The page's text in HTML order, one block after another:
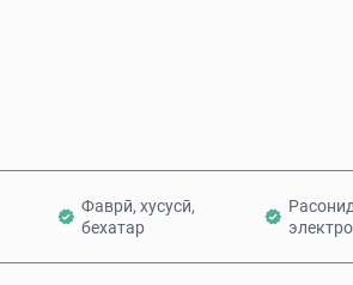
Фаврӣ, хусусӣ,
бехатар